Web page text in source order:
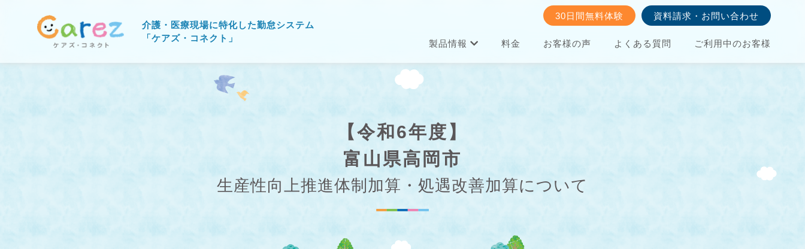
介護・医療現場に特化した勤怠システム
「ケアズ・コネクト」
製品情報 料金 お客様の声 よくある質問 ご利用中のお客様
30日間無料体験 資料請求・お問い合わせ
【令和6年度】
富山県高岡市
生産性向上推進体制加算・処遇改善加算について